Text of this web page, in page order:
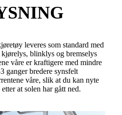
leveres som standard med
blinklys og bremselys
våre er kraftigere med mindre
ganger bredere synsfelt
våre, slik at du kan nyte
at solen har gått ned.